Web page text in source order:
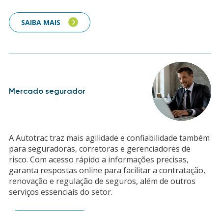
SAIBA MAIS
Mercado segurador
A Autotrac traz mais agilidade e confiabilidade também
para seguradoras, corretoras e gerenciadores de
risco. Com acesso rápido a informações precisas,
garanta respostas online para facilitar a contratação,
renovação e regulação de seguros, além de outros
serviços essenciais do setor.